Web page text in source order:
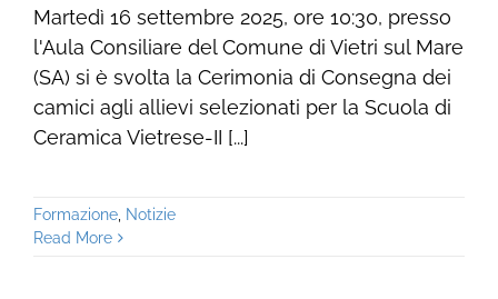
Martedì 16 settembre 2025, ore 10:30, presso
l'Aula Consiliare del Comune di Vietri sul Mare
(SA) si è svolta la Cerimonia di Consegna dei
camici agli allievi selezionati per la Scuola di
Ceramica Vietrese-II [...]
Formazione, Notizie
Read More